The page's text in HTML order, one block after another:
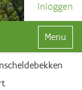
Inloggen
Klap